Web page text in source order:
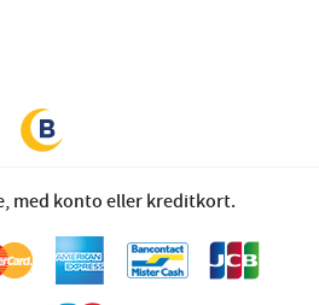
med konto eller kreditkort.